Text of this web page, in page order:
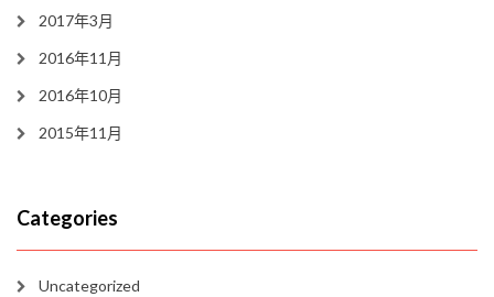
2017年3月
2016年11月
2016年10月
2015年11月
Categories
Uncategorized